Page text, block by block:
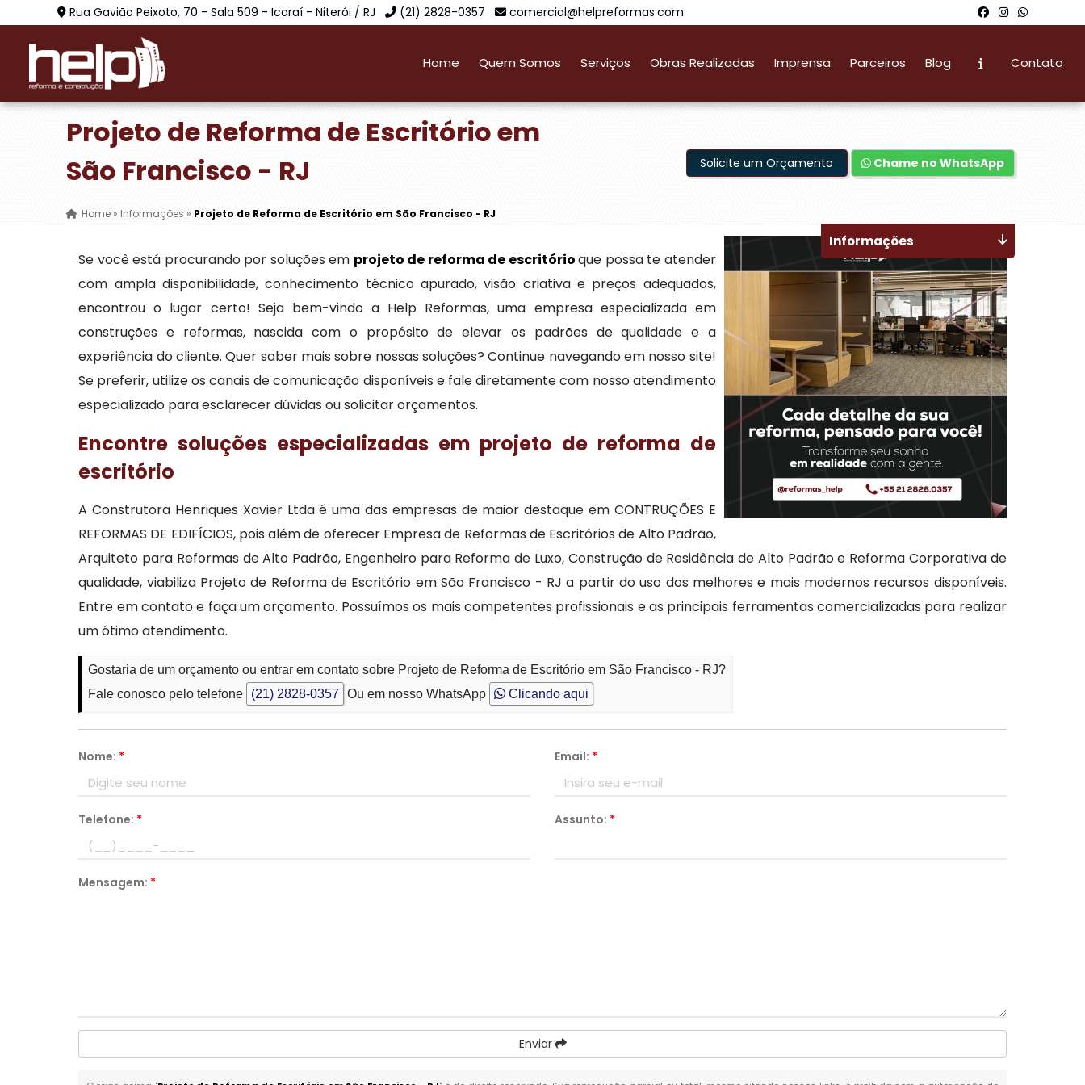
Rua Gavião Peixoto, 70 - Sala 509 - Icaraí - Niterói / RJ (21) 2828-0357 comercial@helpreformas.com
Home Quem Somos Serviços Obras Realizadas Imprensa Parceiros Blog Contato
Projeto de Reforma de Escritório em
São Francisco - RJ
Home »Informações » Projeto de Reforma de Escritório em São Francisco - RJ
Solicite um Orçamento Chame no WhatsApp
Se você está procurando por soluções em projeto de reforma de escritórioque possa te atender
com ampla disponibilidade, conhecimento técnico apurado, visão criativa e preços adequados,
encontrou o lugar certo! Seja bem-vindo a Help Reformas, uma empresa especializada em
construções e reformas, nascida com o propósito de elevar os padrões de qualidade e a
experiência do cliente. Quer saber mais sobre nossas soluções? Continue navegando em nosso site!
Se preferir, utilize os canais de comunicação disponíveis e fale diretamente com nosso atendimento
especializado para esclarecer dúvidas ou solicitar orçamentos.
Encontre soluções especializadas em projeto de reforma de
escritório
A Construtora Henriques Xavier Ltda é uma das empresas de maior destaque em CONTRUÇÕES E
REFORMAS DE EDIFÍCIOS, pois além de oferecer Empresa de Reformas de Escritórios de Alto Padrão,
Arquiteto para Reformas de Alto Padrão, Engenheiro para Reforma de Luxo, Construção de Residência de Alto Padrão e Reforma Corporativa de
qualidade, viabiliza Projeto de Reforma de Escritório em São Francisco - RJ a partir do uso dos melhores e mais modernos recursos disponíveis.
Entre em contato e faça um orçamento. Possuímos os mais competentes profissionais e as principais ferramentas comercializadas para realizar
um ótimo atendimento.
Gostaria de um orçamento ou entrar em contato sobre Projeto de Reforma de Escritório em São Francisco - RJ?
Fale conosco pelo telefone
(21) 2828-0357 Ou em nosso WhatsApp Clicando aqui
Nome: * Email: *
Telefone: * Assunto: *
Mensagem: *
Enviar
Informações